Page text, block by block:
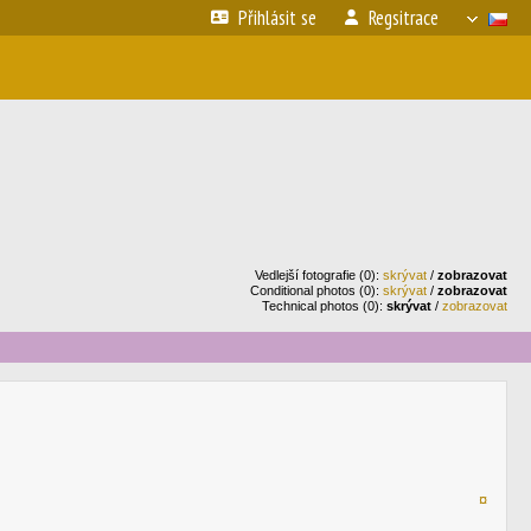
Přihlásit se Regsitrace
Vedlejší fotografie (0): skrývat / zobrazovat
Conditional photos (0): skrývat / zobrazovat
Technical photos (0): skrývat / zobrazovat
¤